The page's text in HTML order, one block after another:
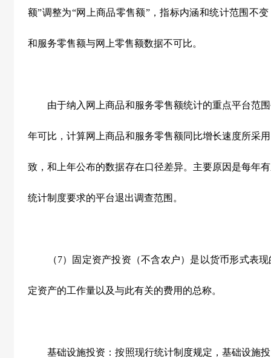
额”调整为“网上商品零售额”，指标内涵和统计范围不
和服务零售额与网上零售额数据不可比。
由于纳入网上商品和服务零售额统计的重点平台范围
年可比，计算网上商品和服务零售额同比增长速度所采
致，和上年公布的数据存在口径差异。主要原因是每年
统计制度要求的平台退出调查范围。
（7）固定资产投资（不含农户）是以货币形式表
定资产的工作量以及与此有关的费用的总称。
基础设施投资：按照现行统计制度规定，基础设施投